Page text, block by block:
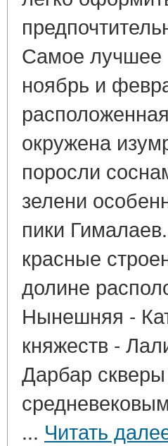
Самое лучшее
ноябрь и
окружена
поросли
зелени
пики
красные
долине
Нынешняя -
княжеств -
Дарбар
... Читать